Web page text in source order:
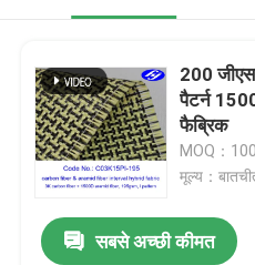
200
पैटर्न
फैब्रिक
MOQ：
मूल्य：
सबसे अच्छी कीमत